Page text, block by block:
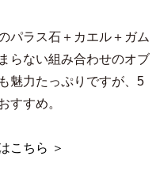
パラス石＋カエル＋ガム
らない組み合わせのオブ
魅力たっぷりですが、5
すすめ。
こちら ＞